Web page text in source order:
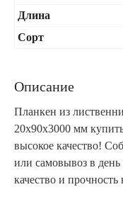
Длина
Сорт
Описание
Планкен из
20x90x3000 мм
высокое качество!
или самовывоз в
качество и